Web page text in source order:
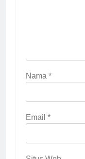
Nama *
Email *